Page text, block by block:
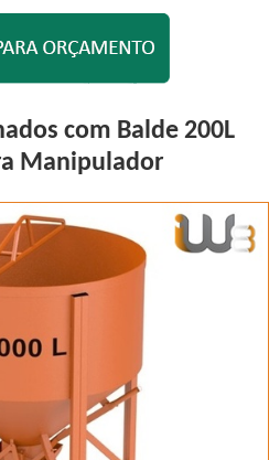
com Balde 200L
Manipulador